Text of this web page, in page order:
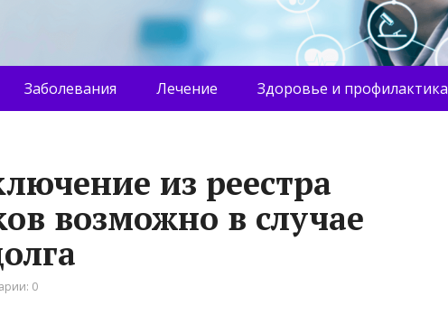
Заболевания Лечение Здоровье и профилактика
из реестра
возможно в случае
0